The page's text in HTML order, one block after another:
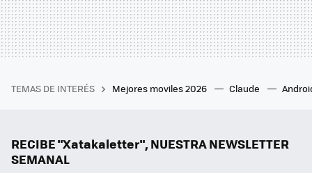
TEMAS DE INTERÉS Mejores moviles 2026 Claude
RECIBE "Xatakaletter", NUESTRA NEWSLETTER
SEMANAL